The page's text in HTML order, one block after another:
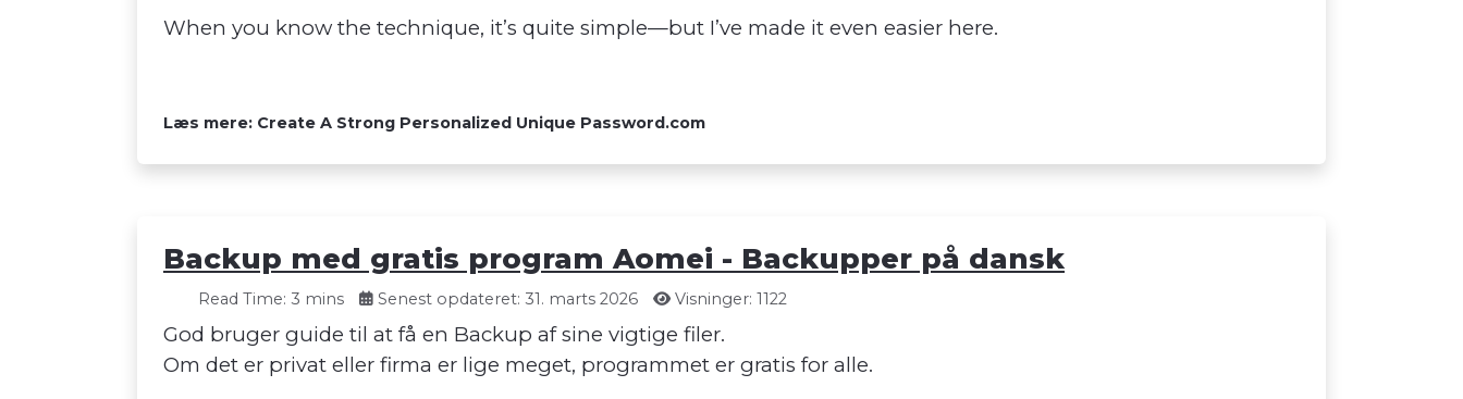
When you know the technique, it’s quite simple—but I’ve made it even easier here.
Læs mere: Create A Strong Personalized Unique Password.com
Backup med gratis program Aomei - Backupper på dansk
Read Time: 3 mins Senest opdateret: 31. marts 2026 Visninger: 1122
God bruger guide til at få en Backup af sine vigtige filer.
Om det er privat eller firma er lige meget, programmet er gratis for alle.